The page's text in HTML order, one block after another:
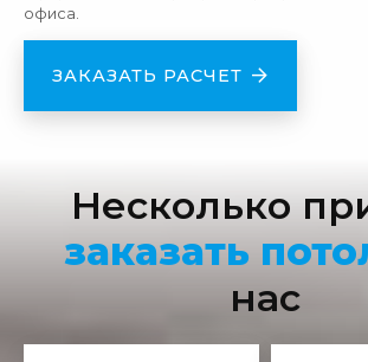
офиса.
ЗАКАЗАТЬ РАСЧЕТ
Несколько
заказать
нас